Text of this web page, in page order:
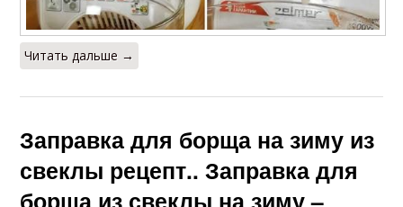
Читать дальше →
Заправка для борща на зиму из
свеклы рецепт.. Заправка для